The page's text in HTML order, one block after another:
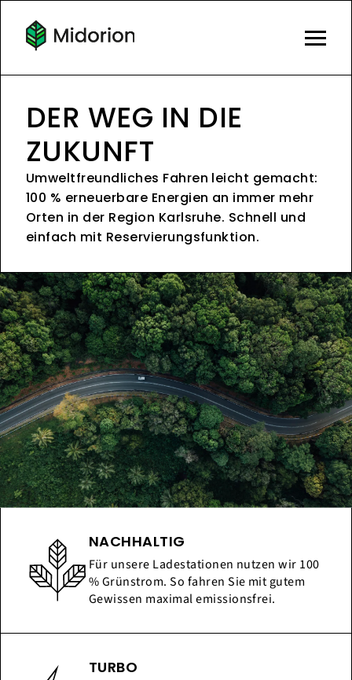
DER WEG IN DIE
ZUKUNFT
Umweltfreundliches Fahren leicht gemacht:
100 % erneuerbare Energien an immer mehr
Orten in der Region Karlsruhe. Schnell und
einfach mit Reservierungsfunktion.
NACHHALTIG
Für unsere Ladestationen nutzen wir 100
% Grünstrom. So fahren Sie mit gutem
Gewissen maximal emissionsfrei.
TURBO